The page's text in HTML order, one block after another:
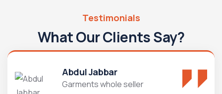
Testimonials
What Our Clients Say?
Abdul Jabbar
Garments whole seller